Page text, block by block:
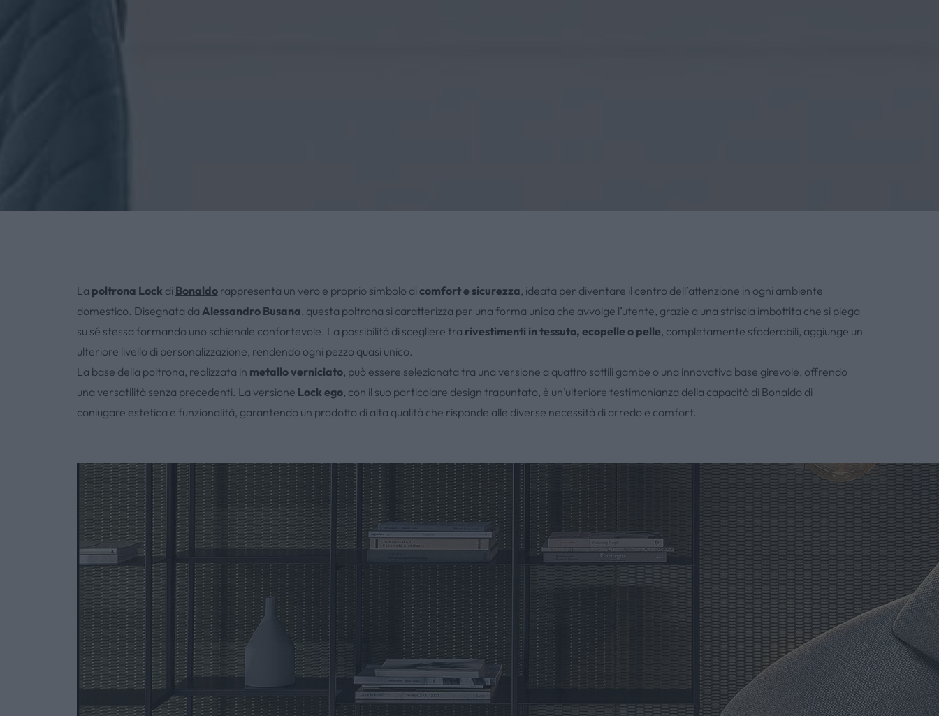
avvolgente e comfort garantito
La poltrona Lock di Bonaldorappresenta un vero e proprio simbolo di comfort e sicurezza, ideata per diventare il centro dell’attenzione in ogni ambiente
domestico. Disegnata da Alessandro Busana, questa poltrona si caratterizza per una forma unica che avvolge l’utente, grazie a una striscia imbottita che si piega
su sé stessa formando uno schienale confortevole. La possibilità di scegliere tra rivestimenti in tessuto, ecopelle o pelle, completamente sfoderabili, aggiunge un
ulteriore livello di personalizzazione, rendendo ogni pezzo quasi unico.
La base della poltrona, realizzata in metallo verniciato, può essere selezionata tra una versione a quattro sottili gambe o una innovativa base girevole, offrendo
una versatilità senza precedenti. La versione Lock ego, con il suo particolare design trapuntato, è un’ulteriore testimonianza della capacità di Bonaldo di
coniugare estetica e funzionalità, garantendo un prodotto di alta qualità che risponde alle diverse necessità di arredo e comfort.